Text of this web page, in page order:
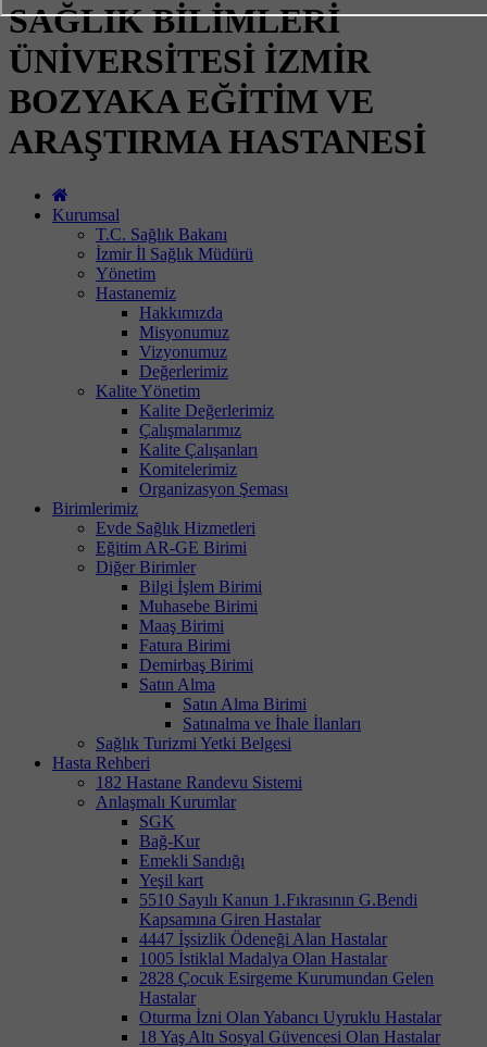
SAĞLIK BİLİMLERİ
ÜNİVERSİTESİ İZMİR
BOZYAKA EĞİTİM VE
ARAŞTIRMA HASTANESİ
Kurumsal
T.C. Sağlık Bakanı
İzmir İl Sağlık Müdürü
Yönetim
Hastanemiz
Hakkımızda
Misyonumuz
Vizyonumuz
Değerlerimiz
Kalite Yönetim
Kalite Değerlerimiz
Çalışmalarımız
Kalite Çalışanları
Komitelerimiz
Organizasyon Şeması
Birimlerimiz
Evde Sağlık Hizmetleri
Eğitim AR-GE Birimi
Diğer Birimler
Bilgi İşlem Birimi
Muhasebe Birimi
Maaş Birimi
Fatura Birimi
Demirbaş Birimi
Satın Alma
Satın Alma Birimi
Satınalma ve İhale İlanları
Sağlık Turizmi Yetki Belgesi
Hasta Rehberi
182 Hastane Randevu Sistemi
Anlaşmalı Kurumlar
SGK
Bağ-Kur
Emekli Sandığı
Yeşil kart
5510 Sayılı Kanun 1.Fıkrasının G.Bendi
Kapsamına Giren Hastalar
4447 İşsizlik Ödeneği Alan Hastalar
1005 İstiklal Madalya Olan Hastalar
2828 Çocuk Esirgeme Kurumundan Gelen
Hastalar
Oturma İzni Olan Yabancı Uyruklu Hastalar
18 Yaş Altı Sosyal Güvencesi Olan Hastalar